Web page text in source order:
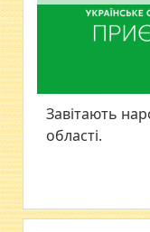
​Завітають
області.